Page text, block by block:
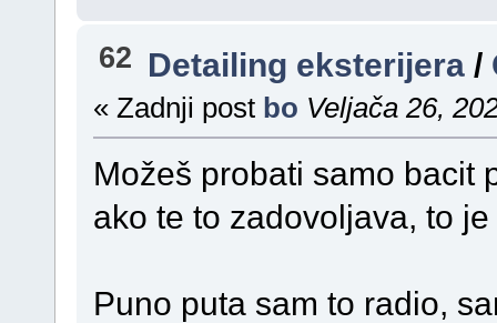
62 Detailing eksterijera /
« Zadnji post bo Veljača 26,
Možeš probati samo bacit
ako te to zadovoljava, to je
Puno puta sam to radio,